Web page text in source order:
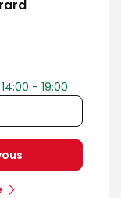
- 19:00